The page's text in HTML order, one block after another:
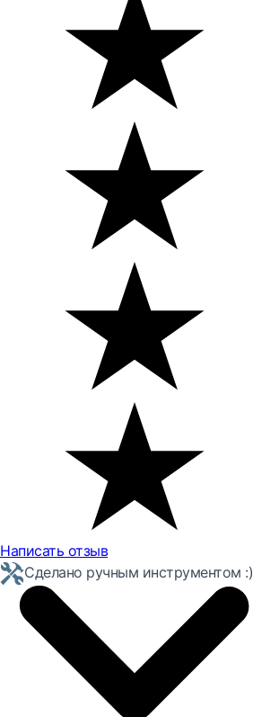
Написать отзыв
Сделано ручным инструментом :)